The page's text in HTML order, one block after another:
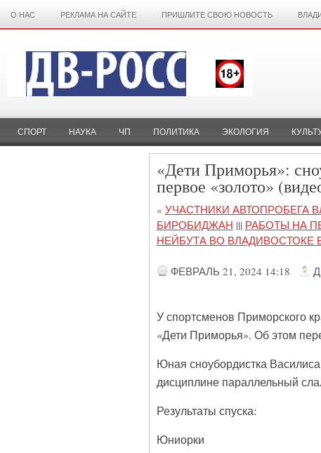
О НАС РЕКЛАМА НА САЙТЕ ПРИШЛИТЕ СВОЮ НОВОСТЬ
СПОРТ НАУКА ЧП ПОЛИТИКА ЭКОЛОГИЯ
«Дети Приморья»:
первое «золото»
« УЧАСТНИКИ АВТОПРОБЕГА
БИРОБИДЖАН ||| РАБОТЫ НА
НЕЙБУТА ВО ВЛАДИВОСТОКЕ
ФЕВРАЛЬ 21, 2024 14:18
У спортсменов Приморского
«Дети Приморья». Об этом
Юная сноубордистка
дисциплине параллельный
Результаты спуска:
Юниорки